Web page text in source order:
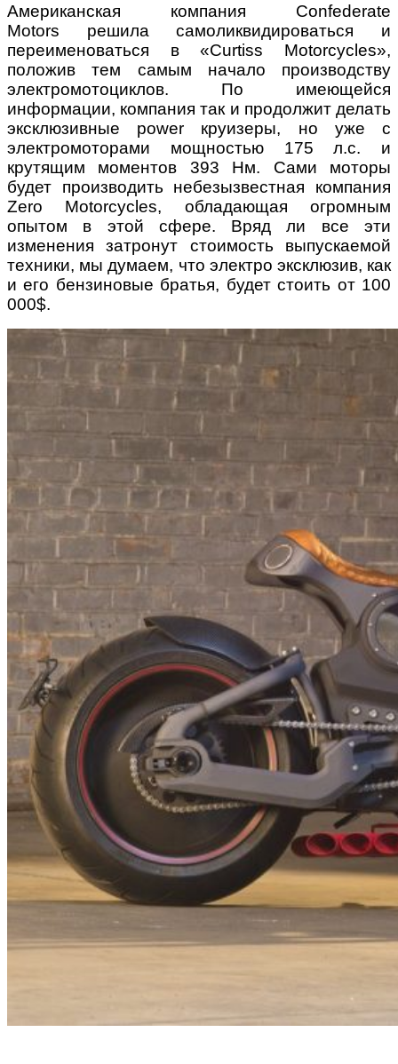
Американская компания Confederate
Motors решила самоликвидироваться и
переименоваться в «Curtiss Motorcycles»,
положив тем самым начало производству
электромотоциклов. По имеющейся
информации, компания так и продолжит делать
эксклюзивные power круизеры, но уже с
электромоторами мощностью 175 л.с. и
крутящим моментов 393 Нм. Сами моторы
будет производить небезызвестная компания
Zero Motorcycles, обладающая огромным
опытом в этой сфере. Вряд ли все эти
изменения затронут стоимость выпускаемой
техники, мы думаем, что электро эксклюзив, как
и его бензиновые братья, будет стоить от 100
000$.